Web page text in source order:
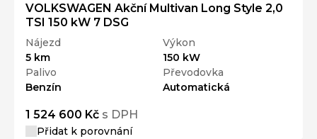
VOLKSWAGEN Akční Multivan Long Style 2,0
TSI 150 kW 7 DSG
Nájezd
5 km
Výkon
150 kW
Palivo
Benzín
Převodovka
Automatická
1 524 600 Kč s DPH
Přidat k porovnání